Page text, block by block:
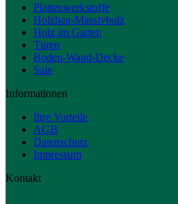
Plattenwerkstoffe
Holzbau-Massivholz
Holz im Garten
Türen
Boden-Wand-Decke
Sale
Informationen
Ihre Vorteile
AGB
Datenschutz
Impressum
Kontakt